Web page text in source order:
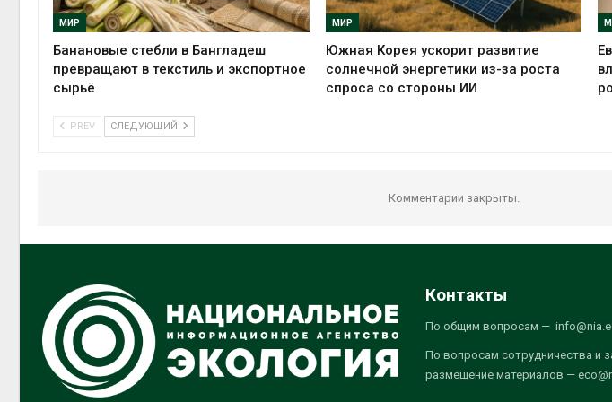
МИР
Банановые стебли в Бангладеш
превращают в текстиль и экспортное
сырьё
МИР
Южная Корея ускорит развитие
солнечной энергетики из-за роста
спроса со стороны ИИ
PREV СЛЕДУЮЩИЙ
Комментарии закрыты.
Контакты
По общим вопросам —
По вопросам сотрудничества и
размещение материалов —